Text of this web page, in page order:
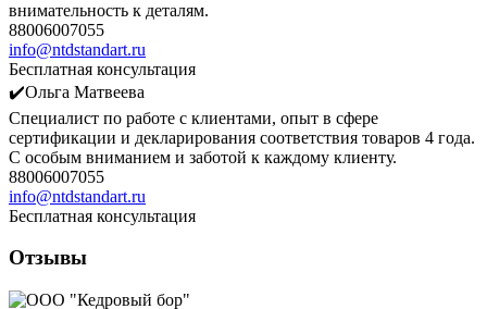
внимательность к деталям.
88006007055
info@ntdstandart.ru
Бесплатная консультация
✔️Ольга Матвеева
Специалист по работе с клиентами, опыт в сфере
сертификации и декларирования соответствия товаров 4 года.
С особым вниманием и заботой к каждому клиенту.
88006007055
info@ntdstandart.ru
Бесплатная консультация
Отзывы